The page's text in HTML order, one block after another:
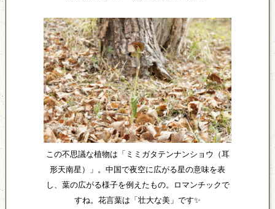
この不思議な植物は「ミミガタテンナンショウ（耳
形天南星）」。中国で夜空に広がる星の意味を表
し、葉の広がる様子を例えたもの。ロマンチックで
すね。花言葉は「壮大な美」です✨